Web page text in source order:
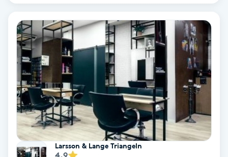
LPG
LPG-behandling
LPG-massage
Luggklippning
Larsson & Lange Triangeln